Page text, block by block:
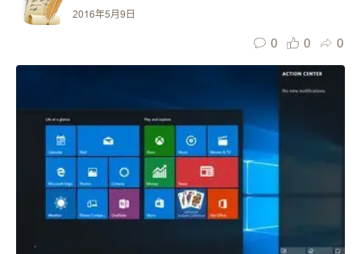
2016年5月9日
0 0 0